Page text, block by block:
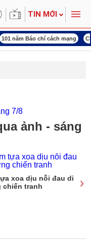
TIN MỚI
101 năm Báo chí cách mạng
ảnh - sáng
xoa dịu nỗi đau di
chiến tranh